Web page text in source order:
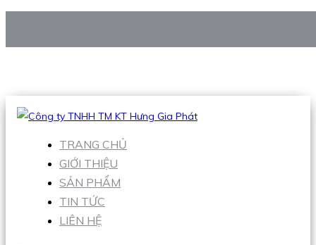
Hotline:0938 906 663
TRANG CHỦ
GIỚI THIỆU
SẢN PHẨM
TIN TỨC
LIÊN HỆ